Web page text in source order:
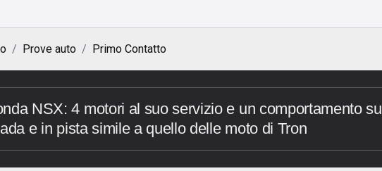
Prove auto Primo Contatto
NSX: 4 motori al suo servizio e un comportamento su
e in pista simile a quello delle moto di Tron